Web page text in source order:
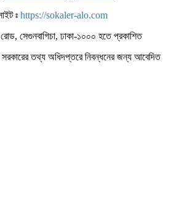
ঃ https://sokaler-alo.com
সেগুনবাগিচা, ঢাকা-১০০০ হতে প্রকাশিত
সরকারের তথ্য অধিদপ্তরে নিবন্ধনের জন্য আবেদিত